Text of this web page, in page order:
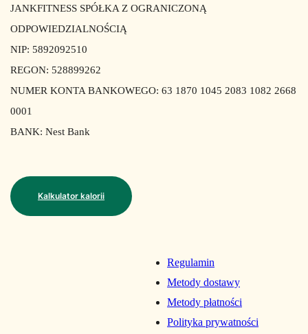
JANKFITNESS SPÓŁKA Z OGRANICZONĄ
ODPOWIEDZIALNOŚCIĄ
NIP: 5892092510
REGON: 528899262
NUMER KONTA BANKOWEGO: 63 1870 1045 2083 1082 2668
0001
BANK: Nest Bank
Kalkulator kalorii
Regulamin
Metody dostawy
Metody płatności
Polityka prywatności